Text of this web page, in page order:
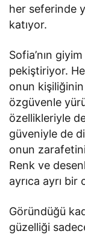
her seferinde
katıyor.
Sofia’nın
pekiştiriyor.
onun
özgüvenle
özellikleriyle
güveniyle de
onun
Renk ve
ayrıca ayrı bir
Göründüğü
güzelliği